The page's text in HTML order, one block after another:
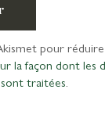
pour réduire
la façon dont les
traitées.